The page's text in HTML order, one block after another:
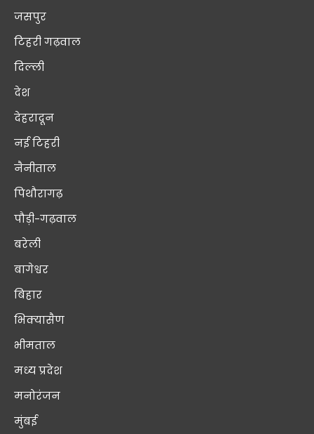
जसपुर
टिहरी गढ़वाल
दिल्ली
देश
देहरादून
नई टिहरी
नैनीताल
पिथौरागढ़
पौड़ी-गढ़वाल
बरेली
बागेश्वर
बिहार
भिक्यासैण
भीमताल
मध्य प्रदेश
मनोरंजन
मुंबई